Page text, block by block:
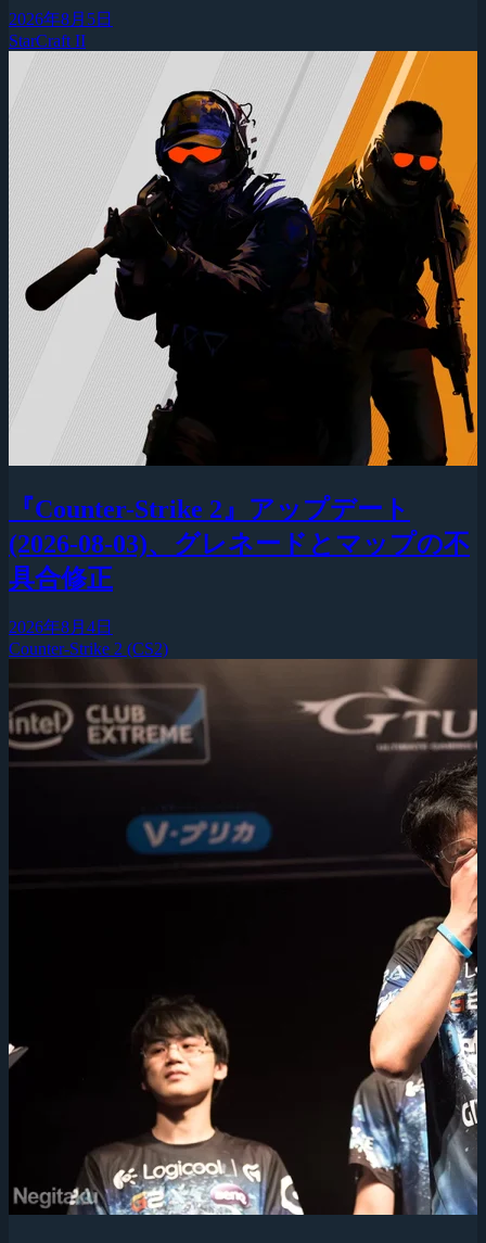
2026年8月5日
StarCraft II
『Counter-Strike 2』アップデート
(2026-08-03)、グレネードとマップの不
具合修正
2026年8月4日
Counter-Strike 2 (CS2)